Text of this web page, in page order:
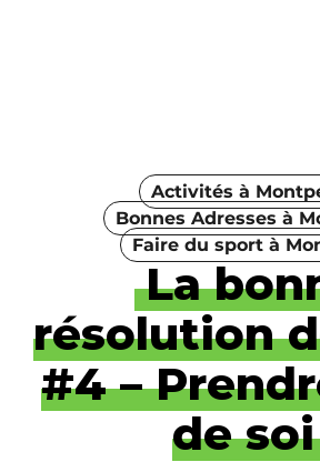
Activités à
Bonnes Adresses à
Faire du sport à
La
résolution
#4 –
de soi